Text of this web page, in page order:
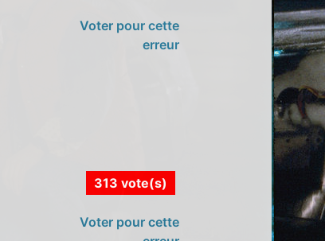
Voter pour cette
erreur
313 vote(s)
Voter pour cette